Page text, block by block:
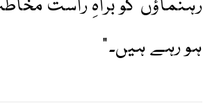
رہنماؤں کو براہِ راست
ہو رہے ہیں۔”